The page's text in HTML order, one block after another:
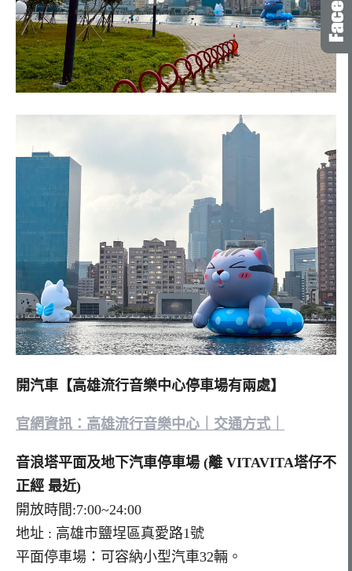
開汽車【高雄流行音樂中心停車場有兩處】
官網資訊：高雄流行音樂中心｜交通方式｜
音浪塔平面及地下汽車停車場 (離 VITAVITA塔仔不
正經 最近)
開放時間:7:00~24:00
地址 : 高雄市鹽埕區真愛路1號
平面停車場：可容納小型汽車32輛。